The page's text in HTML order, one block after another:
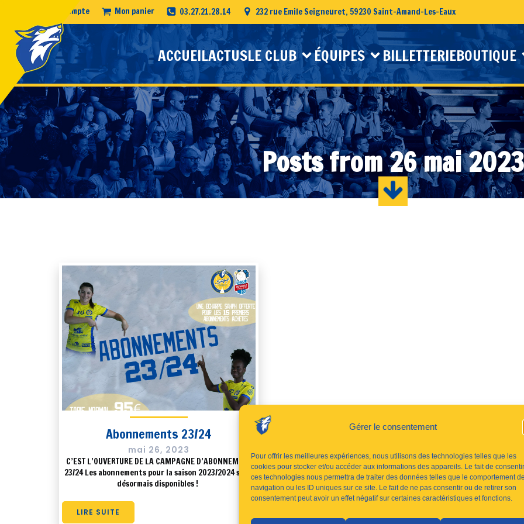
Gérer le consentement
Pour offrir les meilleures expériences, nous utilisons des technologies telles que les
cookies pour stocker et/ou accéder aux informations des appareils. Le fait de
ces technologies nous permettra de traiter des données telles que le comportement de
navigation ou les ID uniques sur ce site. Le fait de ne pas consentir ou de retirer son
consentement peut avoir un effet négatif sur certaines caractéristiques et fonctions.
Mon compte Mon panier 03.27.21.28.14 232 rue Emile Seigneuret, 59230 Saint-Amand-Les-Eaux
ACCUEILACTUSLE CLUB ÉQUIPES BILLETTERIEBOUTIQUE
Posts from 26 mai 2023
Abonnements 23/24
mai 26, 2023
C’EST L’OUVERTURE DE LA CAMPAGNE D’ABONNEMENT
23/24 Les abonnements pour la saison 2023/2024 sont
désormais disponibles !
LIRE SUITE